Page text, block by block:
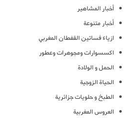
أخبار المشاهير
أخبار متنوعة
ازياء فساتين القفطان المغربي
اكسسوارات ومجوهرات وعطور
الحمل و الولادة
الحياة الزوجية
الطبخ و حلويات جزائرية
العروس المغربية